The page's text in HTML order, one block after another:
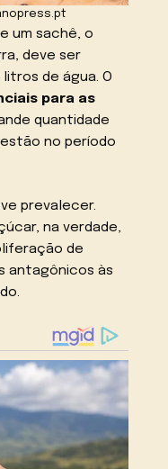
um sachê, o
deve ser
de água. O
para as
quantidade
no período
prevalecer.
na verdade,
de
antagônicos às